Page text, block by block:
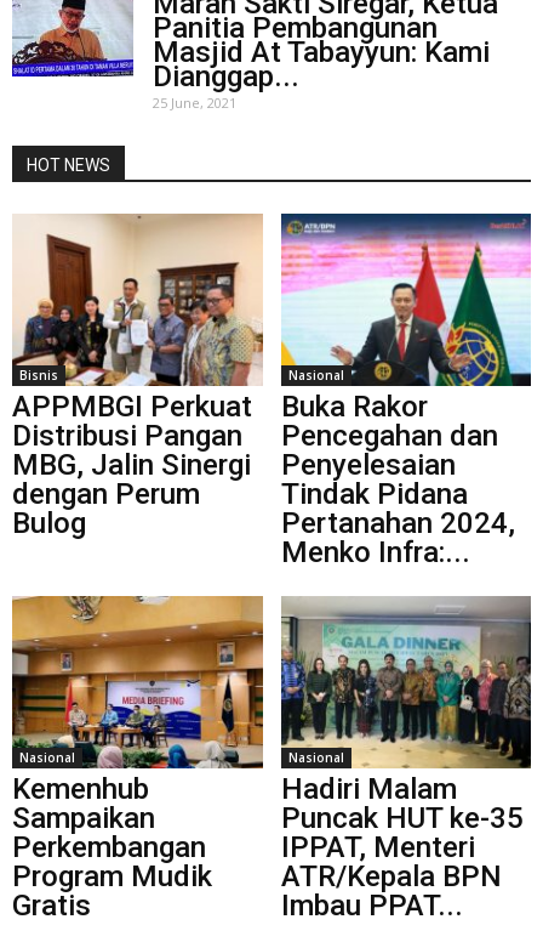
Panitia Pembangunan
Masjid At Tabayyun: Kami
Dianggap...
25 June, 2021
HOT NEWS
Bisnis
APPMBGI Perkuat
Distribusi Pangan
MBG, Jalin Sinergi
dengan Perum
Bulog
Nasional
Buka Rakor
Pencegahan dan
Penyelesaian
Tindak Pidana
Pertanahan 2024,
Menko Infra:...
Nasional
Kemenhub
Sampaikan
Perkembangan
Program Mudik
Gratis
Nasional
Hadiri Malam
Puncak HUT ke-35
IPPAT, Menteri
ATR/Kepala BPN
Imbau PPAT...